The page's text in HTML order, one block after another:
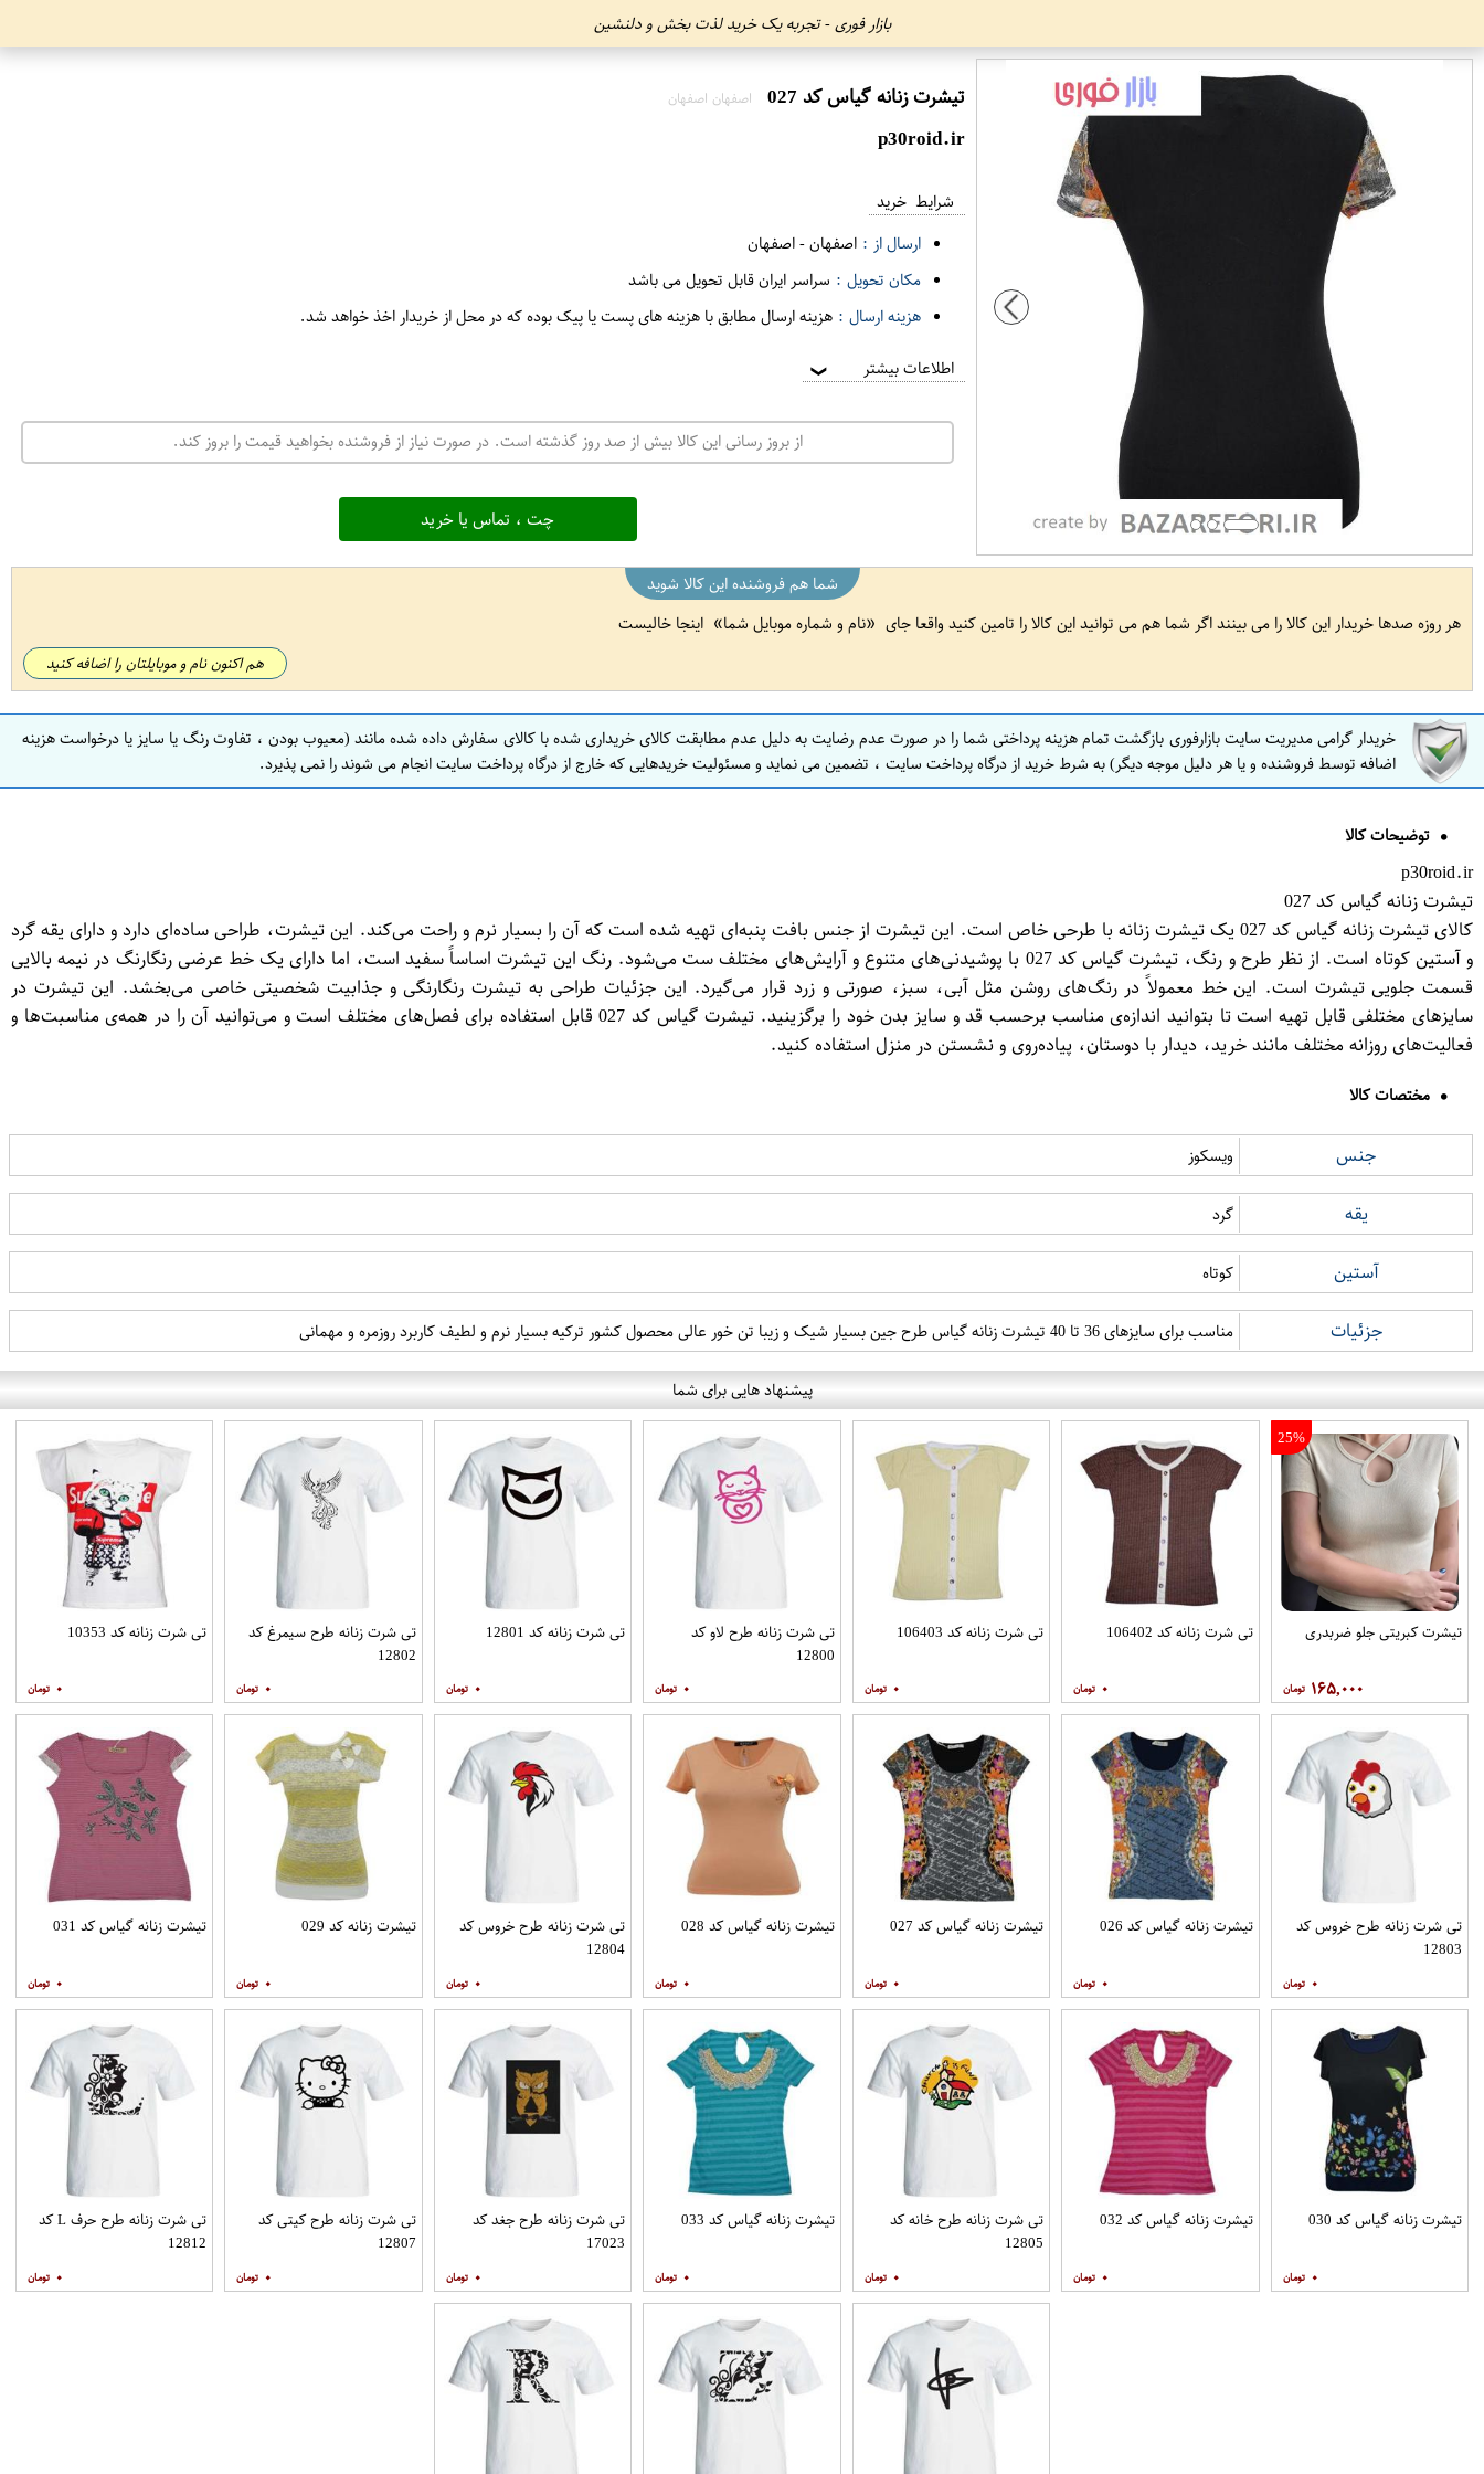
بازار فوری - تجربه یک خرید لذت بخش و دلنشین
تیشرت زنانه گیاس کد 027 اصفهان اصفهان
p30roid.ir
شرایط خرید
ارسال از : اصفهان-اصفهان
مکان تحویل : سراسر ایران قابل تحویل می باشد
هزینه ارسال : هزینه ارسال مطابق با هزینه های پست یا پیک بوده که در محل از خریدار اخذ خواهد شد.
اطلاعات بیشتر ❯
از بروز رسانی این کالا بیش از صد روز گذشته است. در صورت نیاز از فروشنده بخواهید قیمت را بروز کند.
چت ، تماس یا خرید
شما هم فروشنده این کالا شوید
هر روزه صدها خریدار این کالا را می بینند اگر شما هم می توانید این کالا را تامین کنید واقعا جای
نام و شماره موبایل شما اینجا خالیست
هم اکنون نام و موبایلتان را اضافه کنید
خریدار گرامی مدیریت سایت بازارفوری بازگشت تمام هزینه پرداختی شما را در صورت عدم رضایت به دلیل عدم مطابقت کالای خریداری شده با کالای سفارش داده شده مانند (معیوب بودن ، تفاوت رنگ یا سایز یا درخواست هزینه
اضافه توسط فروشنده و یا هر دلیل موجه دیگر) به شرط خرید از درگاه پرداخت سایت ، تضمین می نماید و مسئولیت خریدهایی که خارج از درگاه پرداخت سایت انجام می شوند را نمی پذیرد.
توضیحات کالا
p30roid.ir
تیشرت زنانه گیاس کد 027
کالای تیشرت زنانه گیاس کد 027 یک تیشرت زنانه با طرحی خاص است. این تیشرت از جنس بافت پنبه‌ای تهیه شده است که آن را بسیار نرم و راحت می‌کند. این تیشرت، طراحی ساده‌ای دارد و دارای یقه گرد
و آستین کوتاه است. از نظر طرح و رنگ، تیشرت گیاس کد 027 با پوشیدنی‌های متنوع و آرایش‌های مختلف ست می‌شود. رنگ این تیشرت اساساً سفید است، اما دارای یک خط عرضی رنگارنگ در نیمه بالایی
قسمت جلویی تیشرت است. این خط معمولاً در رنگ‌های روشن مثل آبی، سبز، صورتی و زرد قرار می‌گیرد. این جزئیات طراحی به تیشرت رنگارنگی و جذابیت شخصیتی خاصی می‌بخشد. این تیشرت در
سایز‌های مختلفی قابل تهیه است تا بتوانید اندازه‌ی مناسب برحسب قد و سایز بدن خود را برگزینید. تیشرت گیاس کد 027 قابل استفاده برای فصل‌های مختلف است و می‌توانید آن را در همه‌ی مناسبت‌ها و
فعالیت‌های روزانه مختلف مانند خرید، دیدار با دوستان، پیاده‌روی و نشستن در منزل استفاده کنید.
مختصات کالا
جنس ویسکوز
یقه گرد
آستین کوتاه
جزئیات مناسب برای سایزهای 36 تا 40 تیشرت زنانه گیاس طرح جین بسیار شیک و زیبا تن خور عالی محصول کشور ترکیه بسیار نرم و لطیف کاربرد روزمره و مهمانی
پیشنهاد هایی برای شما
25%
تیشرت کبریتی جلو ضربدری
۱۶۵,۰۰۰
تی شرت زنانه کد 106402
۰
تی شرت زنانه کد 106403
۰
تی شرت زنانه طرح لاو کد
12800
۰
تی شرت زنانه کد 12801
۰
تی شرت زنانه طرح سیمرغ کد
12802
۰
تی شرت زنانه کد 10353
۰
تی شرت زنانه طرح خروس کد
12803
۰
تیشرت زنانه گیاس کد 026
۰
تیشرت زنانه گیاس کد 027
۰
تیشرت زنانه گیاس کد 028
۰
تی شرت زنانه طرح خروس کد
12804
۰
تیشرت زنانه کد 029
۰
تیشرت زنانه گیاس کد 031
۰
تیشرت زنانه گیاس کد 030
۰
تیشرت زنانه گیاس کد 032
۰
تی شرت زنانه طرح خانه کد
12805
۰
تیشرت زنانه گیاس کد 033
۰
تی شرت زنانه طرح جغد کد
17023
۰
تی شرت زنانه طرح کیتی کد
12807
۰
تی شرت زنانه طرح حرف L کد
12812
۰